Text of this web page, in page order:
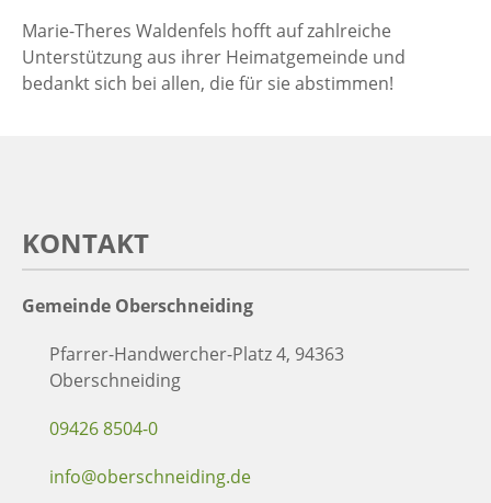
Marie-Theres Waldenfels hofft auf zahlreiche
Unterstützung aus ihrer Heimatgemeinde und
bedankt sich bei allen, die für sie abstimmen!
KONTAKT
Gemeinde Oberschneiding
Pfarrer-Handwercher-Platz 4, 94363
Oberschneiding
09426 8504-0
info@oberschneiding.de